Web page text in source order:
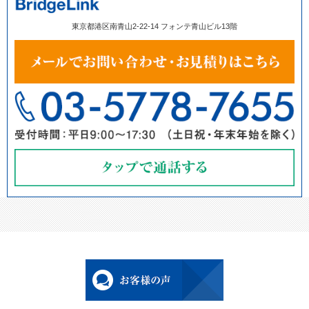
東京都港区南青山2-22-14 フォンテ青山ビル13階